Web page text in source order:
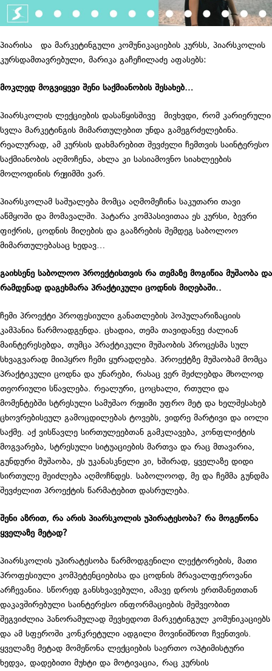
პიარისა და მარკეტინგული კომუნიკაციების კურსს, პიარსკოლის
კურსდამთავრებული, მარიკა გაჩეჩილაძე აფასებს:
მოკლედ მოგვიყევი შენი საქმიანობის შესახებ…
პიარსკოლის ლექციების დასაწყისშივე მივხვდი, რომ კარიერული
სვლა მარკეტინგის მიმართულებით უნდა გამეგრძელებინა.
რეალურად, ამ კურსის დახმარებით შევძელი ჩემთვის საინტერესო
საქმიანობის აღმოჩენა, ახლა კი სასიამოვნო სიახლეების
მოლოდინის რეჟიმში ვარ.
პიარსკოლამ საშუალება მომცა აღმომეჩინა საკუთარი თავი
აწმყოში და მომავალში. პატარა კომპასივითაა ეს კურსი, ბევრი
ფიქრის, ცოდნის მიღების და გააზრების შემდეგ საბოლოო
მიმართულებასაც ხედავ…
გაიხსენე საბოლოო პროექტისთვის რა თემაზე მოგიწია მუშაობა და
რამდენად დაგეხმარა პრაქტიკული ცოდნის მიღებაში..
ჩემი პროექტი პროფესიული განათლების პოპულარიზაციის
კამპანია წარმოადგენდა. ცხადია, თემა თავიდანვე ძალიან
მაინტერესებდა, თუმცა პრაქტიკული მუშაობის პროცესმა სულ
სხვაგვარად მიიპყრო ჩემი ყურადღება. პროექტზე მუშაობამ მომცა
პრაქტიკული ცოდნა და უნარები, რასაც ვერ შეძლებდა მხოლოდ
თეორიული სწავლება. რეალური, ცოცხალი, რთული და
მომენტებში სტრესული სამუშაო რეჟიმი უფრო მეტ და ხელშესახებ
ცხოვრებისეულ გამოცდილებას ტოვებს, ვიდრე მარტივი და იოლი
საქმე. აქ ვისწავლე სირთულეებთან გამკლავება, კონფლიქტის
მოგვარება, სტრესული სიტუაციების მართვა და რაც მთავარია,
გუნდური მუშაობა, ეს უკანასკნელი კი, ხშირად, ყველაზე დიდი
სირთულე შეიძლება აღმოჩნდეს. საბოლოოდ, მე და ჩემმა გუნდმა
შევძელით პროექტის წარმატებით დასრულება.
შენი აზრით, რა არის პიარსკოლის უპირატესობა? რა მოგეწონა
ყველაზე მეტად?
პიარსკოლის უპირატესობა წარმოდგენილი ლექტორების, მათი
პროფესიული კომპეტენციებისა და ცოდნის მრავალფეროვანი
არჩევანია. სწორედ განსხვავებული, ამავე დროს ერთმანეთთან
დაკავშირებული საინტერესო ინფორმაციების მეშვეობით
შეგვიძლია პანორამულად შევხედოთ მარკეტინგულ კომუნიკაციებს
და ამ სფეროში კონკრეტული ადგილი მოვინიშნოთ ჩვენთვის.
ყველაზე მეტად მომეწონა ლექციების საერთო ოპტიმისტური
ხედვა, დადებითი მუხტი და მოტივაცია, რაც კურსის